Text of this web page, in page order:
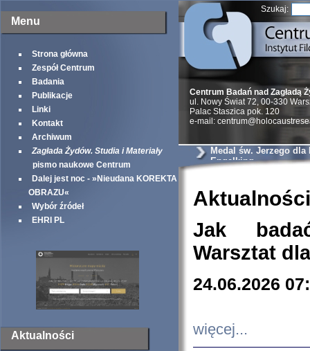
Menu
Strona główna
Zespół Centrum
Badania
Publikacje
Linki
Kontakt
Archiwum
Zagłada Żydów. Studia i Materiały
pismo naukowe Centrum
Dalej jest noc - »Nieudana KOREKTA
OBRAZU«
Wybór źródeł
EHRI PL
Aktualności
Szukaj:
Centrum Badań nad Zagładą
ul. Nowy Świat 72, 00-330
Palac Staszica pok. 120
e-mail:
Medal św. Jerzego dla
Engelking
Aktualności
Jak
Warsztat
24.06.2026
więcej...